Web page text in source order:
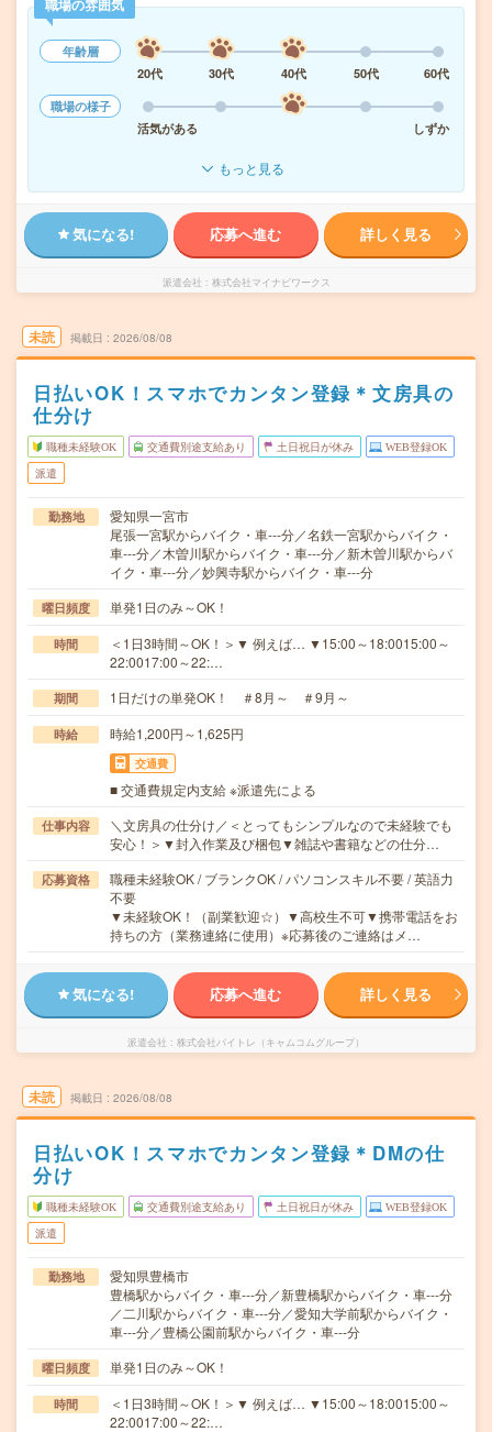
職場の雰囲気
年齢層
20代
30代 40代 50代
60代
職場の様子
活気がある
しずか
もっと見る
気になる! 応募へ進む 詳しく見る
派遣会社 株式会社マイナビワークス
未読 掲載日 2026/08/08
日払いOK！スマホでカンタン登録＊文房具の
仕分け
職種未経験OK 交通費別途支給あり 土日祝日が休み WEB登録OK
派遣
勤務地
愛知県一宮市
尾張一宮駅からバイク・車---分／名鉄一宮駅からバイク・
車---分／木曽川駅からバイク・車---分／新木曽川駅からバ
イク・車---分／妙興寺駅からバイク・車---分
曜日頻度 単発1日のみ～OK！
時間
＜1日3時間～OK！＞▼ 例えば… ▼15:00～18:0015:00～
22:0017:00～22:…
期間 1日だけの単発OK！ ＃8月～ ＃9月～
時給 時給1,200円～1,625円
交通費
■ 交通費規定内支給 ※派遣先による
仕事内容
＼文房具の仕分け／＜とってもシンプルなので未経験でも
安心！＞▼封入作業及び梱包▼雑誌や書籍などの仕分…
応募資格
職種未経験OK / ブランクOK / パソコンスキル不要 / 英語力
不要
▼未経験OK！（副業歓迎☆）▼高校生不可▼携帯電話をお
持ちの方（業務連絡に使用）※応募後のご連絡はメ…
気になる! 応募へ進む 詳しく見る
派遣会社 株式会社バイトレ（キャムコムグループ）
未読 掲載日 2026/08/08
日払いOK！スマホでカンタン登録＊DMの仕
分け
職種未経験OK 交通費別途支給あり 土日祝日が休み WEB登録OK
派遣
勤務地
愛知県豊橋市
豊橋駅からバイク・車---分／新豊橋駅からバイク・車---分
／二川駅からバイク・車---分／愛知大学前駅からバイク・
車---分／豊橋公園前駅からバイク・車---分
曜日頻度 単発1日のみ～OK！
時間
＜1日3時間～OK！＞▼ 例えば… ▼15:00～18:0015:00～
22:0017:00～22:…